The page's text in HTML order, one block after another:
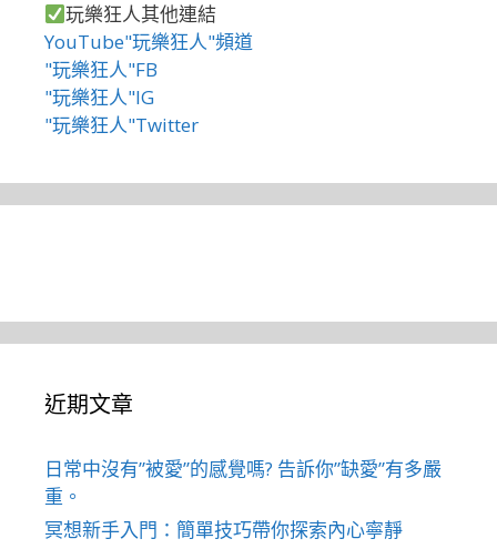
玩樂狂人其他連結
YouTube"玩樂狂人"頻道
"玩樂狂人"FB
"玩樂狂人"IG
"玩樂狂人"Twitter
近期文章
日常中沒有”被愛”的感覺嗎? 告訴你”缺愛”有多嚴
重。
冥想新手入門：簡單技巧帶你探索內心寧靜